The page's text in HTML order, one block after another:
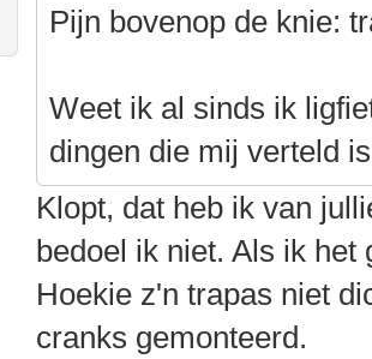
Pijn bovenop de knie:
Weet ik al sinds ik
dingen die mij verteld
Klopt, dat heb ik van
bedoel ik niet. Als ik het
Hoekie z'n trapas niet
cranks gemonteerd.